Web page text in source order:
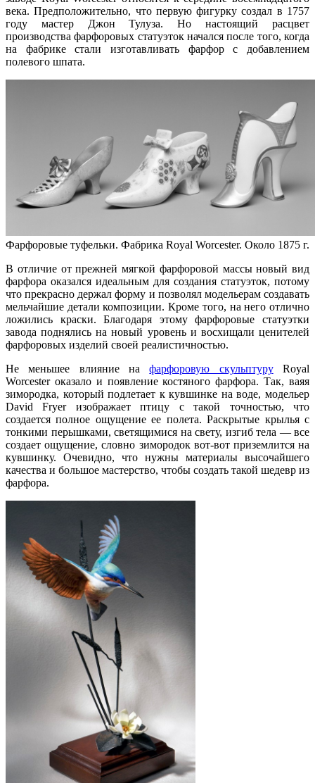
века. Предположительно, что первую фигурку создал в 1757
году мастер Джон Тулуза. Но настоящий расцвет
производства фарфоровых статуэток начался после того, когда
на фабрике стали изготавливать фарфор с добавлением
полевого шпата.
Фарфоровые туфельки. Фабрика Royal Worcester. Около 1875 г.
В отличие от прежней мягкой фарфоровой массы новый вид
фарфора оказался идеальным для создания статуэток, потому
что прекрасно держал форму и позволял модельерам создавать
мельчайшие детали композиции. Кроме того, на него отлично
ложились краски. Благодаря этому фарфоровые статуэтки
завода поднялись на новый уровень и восхищали ценителей
фарфоровых изделий своей реалистичностью.
Не меньшее влияние нафарфоровую скульптуруRoyal
Worcester оказало и появление костяного фарфора. Так, ваяя
зимородка, который подлетает к кувшинке на воде, модельер
David Fryer изображает птицу с такой точностью, что
создается полное ощущение ее полета. Раскрытые крылья с
тонкими перышками, светящимися на свету, изгиб тела — все
создает ощущение, словно зимородок вот-вот приземлится на
кувшинку. Очевидно, что нужны материалы высочайшего
качества и большое мастерство, чтобы создать такой шедевр из
фарфора.